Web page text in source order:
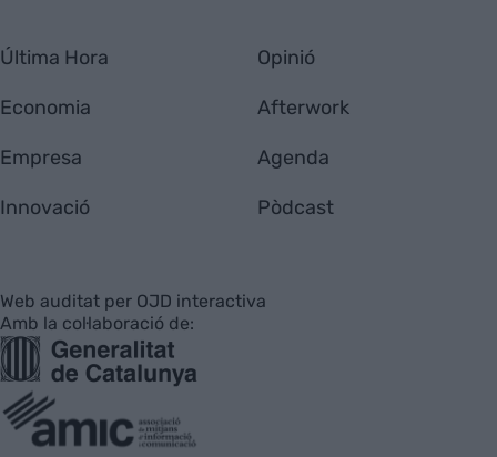
Última Hora
Economia
Empresa
Innovació
Opinió
Afterwork
Agenda
Pòdcast
Web auditat per OJD interactiva
Amb la col·laboració de: